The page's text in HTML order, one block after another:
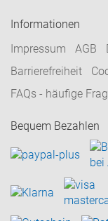
Informationen
Impressum
AGB
Barrierefreiheit
FAQs - häufige
Bequem Bezahlen